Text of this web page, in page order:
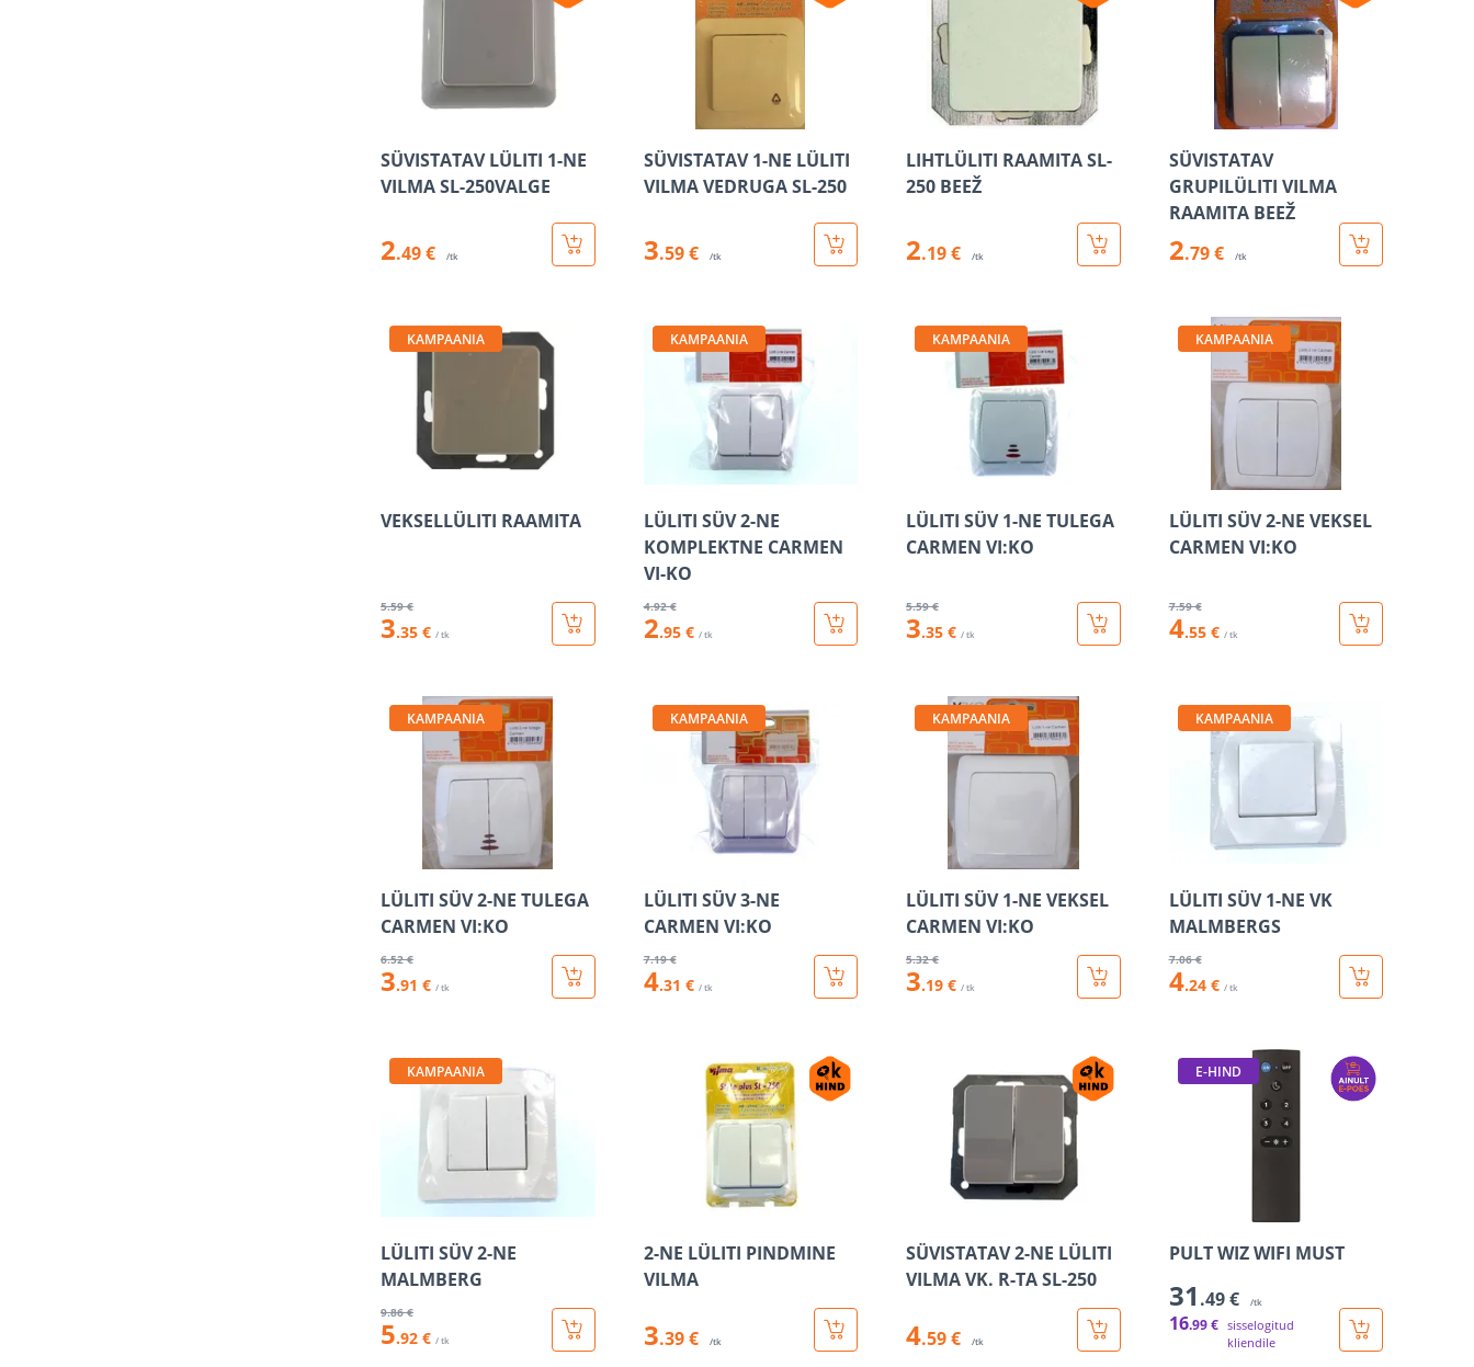
SÜVISTATAV LÜLITI 1-NE
VILMA SL-250VALGE
2.49 € /tk
SÜVISTATAV 1-NE LÜLITI
VILMA VEDRUGA SL-250
3.59 € /tk
LIHTLÜLITI RAAMITA SL-
250 BEEŽ
2.19 € /tk
SÜVISTATAV
GRUPILÜLITI VILMA
RAAMITA BEEŽ
2.79 € /tk
KAMPAANIA
VEKSELLÜLITI RAAMITA
5.59 €
3.35 € / tk
KAMPAANIA
LÜLITI SÜV 2-NE
KOMPLEKTNE CARMEN
VI-KO
4.92 €
2.95 € / tk
KAMPAANIA
LÜLITI SÜV 1-NE TULEGA
CARMEN VI:KO
5.59 €
3.35 € / tk
KAMPAANIA
LÜLITI SÜV 2-NE VEKSEL
CARMEN VI:KO
7.59 €
4.55 € / tk
KAMPAANIA
LÜLITI SÜV 2-NE TULEGA
CARMEN VI:KO
6.52 €
3.91 € / tk
KAMPAANIA
LÜLITI SÜV 3-NE
CARMEN VI:KO
7.19 €
4.31 € / tk
KAMPAANIA
LÜLITI SÜV 1-NE VEKSEL
CARMEN VI:KO
5.32 €
3.19 € / tk
KAMPAANIA
LÜLITI SÜV 1-NE VK
MALMBERGS
7.06 €
4.24 € / tk
KAMPAANIA
LÜLITI SÜV 2-NE
MALMBERG
9.86 €
5.92 € / tk
2-NE LÜLITI PINDMINE
VILMA
3.39 € /tk
SÜVISTATAV 2-NE LÜLITI
VILMA VK. R-TA SL-250
4.59 € /tk
E-HIND
PULT WIZ WIFI MUST
31 .49 € /tk
16.99 € sisselogitud
kliendile